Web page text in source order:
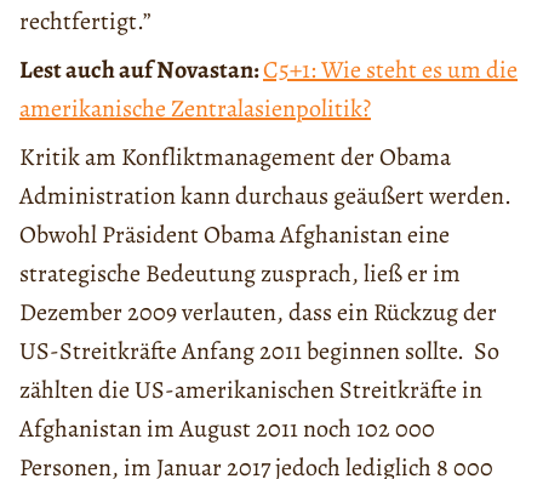
rechtfertigt.”
Lest auch auf Novastan:C5+1: Wie steht es um die
amerikanische Zentralasienpolitik?
Kritik am Konfliktmanagement der Obama
Administration kann durchaus geäußert werden.
Obwohl Präsident Obama Afghanistan eine
strategische Bedeutung zusprach, ließ er im
Dezember 2009 verlauten, dass ein Rückzug der
US-Streitkräfte Anfang 2011 beginnen sollte. So
zählten die US-amerikanischen Streitkräfte in
Afghanistan im August 2011 noch 102 000
Personen, im Januar 2017 jedoch lediglich 8 000